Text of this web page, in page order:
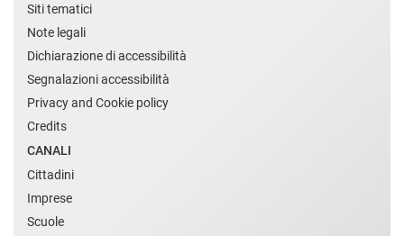
Siti tematici
Note legali
Dichiarazione di accessibilità
Segnalazioni accessibilità
Privacy and Cookie policy
Credits
CANALI
Cittadini
Imprese
Scuole